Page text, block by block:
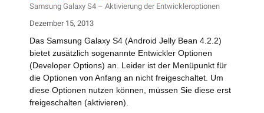
Samsung Galaxy S4 – Aktivierung der Entwickleroptionen
Dezember 15, 2013
Das Samsung Galaxy S4 (Android Jelly Bean 4.2.2)
bietet zusätzlich sogenannte Entwickler Optionen
(Developer Options) an. Leider ist der Menüpunkt für
die Optionen von Anfang an nicht freigeschaltet. Um
diese Optionen nutzen können, müssen Sie diese erst
freigeschalten (aktivieren).